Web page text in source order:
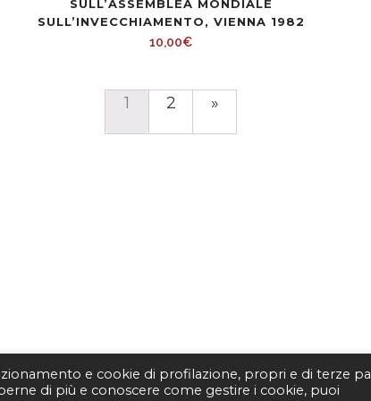
SULL’ASSEMBLEA MONDIALE
SULL’INVECCHIAMENTO, VIENNA 1982
10,00€
1 2 »
e cookie di profilazione, propri e di terze
di più e conoscere come gestire i cookie, puoi